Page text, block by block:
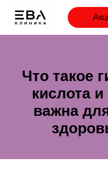
Акция!
Что такое
кислота
важна